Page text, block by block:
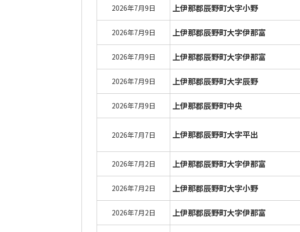
2026年7月9日 上伊那郡辰野町大字小野
2026年7月9日 上伊那郡辰野町大字伊那富
2026年7月9日 上伊那郡辰野町大字伊那富
2026年7月9日 上伊那郡辰野町大字辰野
2026年7月9日 上伊那郡辰野町中央
2026年7月7日 上伊那郡辰野町大字平出
2026年7月2日 上伊那郡辰野町大字伊那富
2026年7月2日 上伊那郡辰野町大字小野
2026年7月2日 上伊那郡辰野町大字伊那富